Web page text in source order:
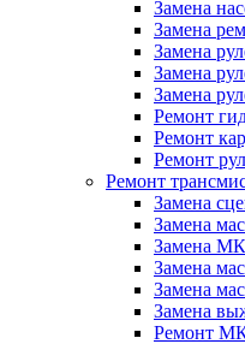
Замена
Замена
Замена
Замена
Замена
Ремонт
Ремонт
Ремонт
Ремонт
Замена
Замена
Замена
Замена
Замена
Замена
Ремонт